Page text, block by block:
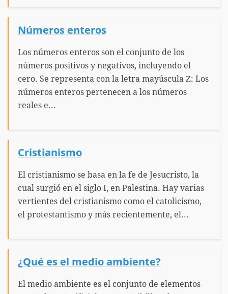
Números enteros
Los números enteros son el conjunto de los
números positivos y negativos, incluyendo el
cero. Se representa con la letra mayúscula Ζ: Los
números enteros pertenecen a los números
reales e...
Cristianismo
El cristianismo se basa en la fe de Jesucristo, la
cual surgió en el siglo I, en Palestina. Hay varias
vertientes del cristianismo como el catolicismo,
el protestantismo y más recientemente, el...
¿Qué es el medio ambiente?
El medio ambiente es el conjunto de elementos